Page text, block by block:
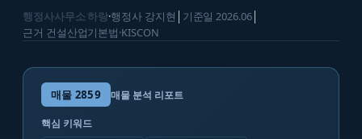
행정사사무소 하랑·행정사 강지현 기준일2026.06│
근거 건설산업기본법·KISCON
매물 2859 매물 분석 리포트
핵심 키워드